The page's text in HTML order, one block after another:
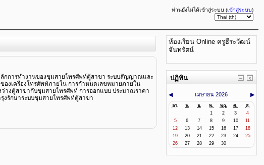
ท่านยังไม่ได้เข้าสู่ระบบ (เข้าสู่ระบบ)
ลักการทำงานของชุมสายโทรศัพท์ตู้สาขา ระบบสัญญาณและ
องเครื่องโทรศัพท์ภายใน การกำหนดเลขหมายภายใน
างตู้สาขากับชุมสายโทรศัพท์ การออกแบบ ประมาณราคา
งรักษาระบบชุมสายโทรศัพท์ตู้สาขา
ห้องเรียน Online ครูธีระวัฒน์
จันทรัตน์
ปฏิทิน
◀ เมษายน 2026 ▶
อา. จ. อ. พ. พฤ. ศ.
ส.
1
2 3
4
5
6 7 8 9 10
11
12
13 14 15 16 17
18
19
20 21 22 23 24
25
26
27 28 29 30